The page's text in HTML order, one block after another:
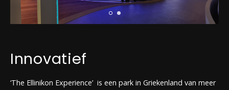
Innovatief
‘The Ellinikon Experience’ is een park in Griekenland van meer